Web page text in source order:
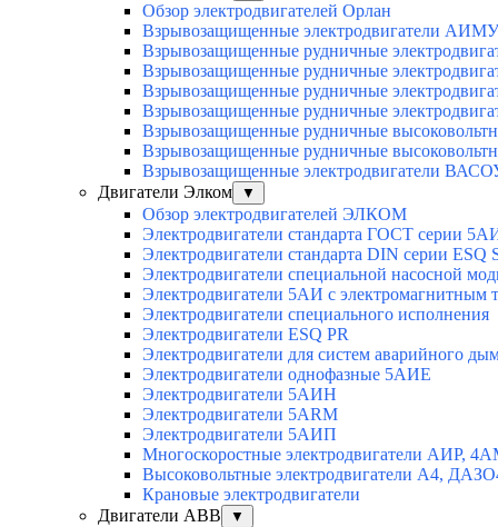
Обзор электродвигателей Орлан
Взрывозащищенные электродвигатели
Взрывозащищенные рудничные
Взрывозащищенные рудничные
Взрывозащищенные рудничные
Взрывозащищенные рудничные
Взрывозащищенные рудничные
Взрывозащищенные рудничные
Взрывозащищенные электродвигатели
Двигатели Элком
▼
Обзор электродвигателей ЭЛКОМ
Электродвигатели стандарта ГОСТ серии
Электродвигатели стандарта DIN серии ESQ
Электродвигатели специальной насосной
Электродвигатели 5АИ с электромагнитным
Электродвигатели специального исполнения
Электродвигатели ESQ PR
Электродвигатели для систем аварийного
Электродвигатели однофазные 5АИЕ
Электродвигатели 5АИН
Электродвигатели 5АRМ
Электродвигатели 5АИП
Многоскоростные электродвигатели АИР,
Высоковольтные электродвигатели А4,
Крановые электродвигатели
Двигатели ABB
▼